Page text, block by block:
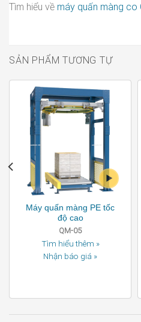
Tìm hiểu về máy quấn màng co
SẢN PHẨM TƯƠNG TỰ
Máy quấn màng PE tốc
độ cao
QM-05
Tìm hiểu thêm »
Nhận báo giá »